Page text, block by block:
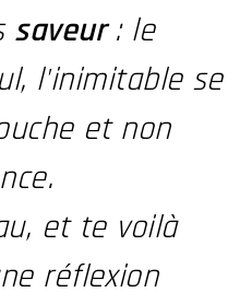
saveur: le
l'inimitable se
et non
et te voilà
réflexion